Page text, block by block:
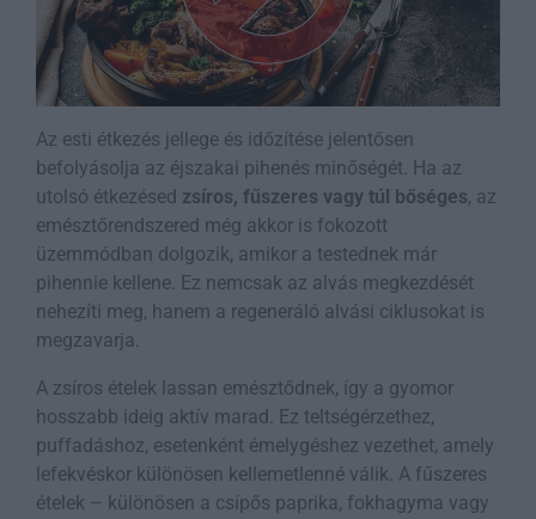
Az esti étkezés jellege és időzítése jelentősen
befolyásolja az éjszakai pihenés minőségét. Ha az
utolsó étkezésed zsíros, fűszeres vagy túl bőséges, az
emésztőrendszered még akkor is fokozott
üzemmódban dolgozik, amikor a testednek már
pihennie kellene. Ez nemcsak az alvás megkezdését
nehezíti meg, hanem a regeneráló alvási ciklusokat is
megzavarja.
A zsíros ételek lassan emésztődnek, így a gyomor
hosszabb ideig aktív marad. Ez teltségérzethez,
puffadáshoz, esetenként émelygéshez vezethet, amely
lefekvéskor különösen kellemetlenné válik. A fűszeres
ételek – különösen a csípős paprika, fokhagyma vagy